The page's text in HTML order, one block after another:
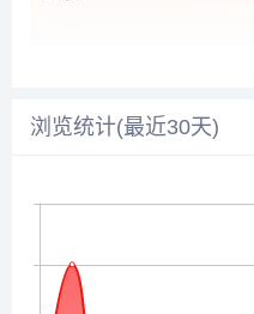
浏览统计(最近30天)